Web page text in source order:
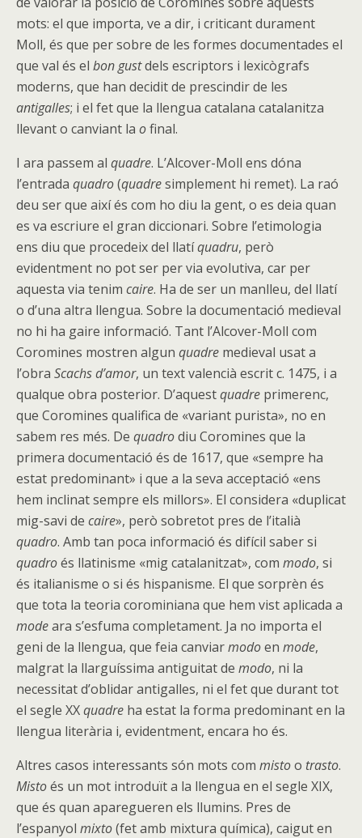
mots: el que importa, ve a dir, i criticant durament
Moll, és que per sobre de les formes documentades el
que val és el bon gustdels escriptors i lexicògrafs
moderns, que han decidit de prescindir de les
antigalles; i el fet que la llengua catalana catalanitza
llevant o canviant la ofinal.
I ara passem al quadre. L’Alcover-Moll ens dóna
l’entrada quadro(quadresimplement hi remet). La raó
deu ser que així és com ho diu la gent, o es deia quan
es va escriure el gran diccionari. Sobre l’etimologia
ens diu que procedeix del llatíquadru, però
evidentment no pot ser per via evolutiva, car per
aquesta via tenim caire. Ha de ser un manlleu, del llatí
o d’una altra llengua. Sobre la documentació medieval
no hi ha gaire informació. Tant l’Alcover-Moll com
Coromines mostren algun quadre medieval usat a
l’obra Scachs d’amor, un text valencià escrit c. 1475, i a
qualque obra posterior. D’aquestquadre primerenc,
que Coromines qualifica de «variant purista», no en
sabem res més. De quadrodiu Coromines que la
primera documentació és de 1617, que «sempre ha
estat predominant» i que a la seva acceptació «ens
hem inclinat sempre els millors». El considera «duplicat
mig-savi de caire», però sobretot pres de l’italià
quadro. Amb tan poca informació és difícil saber si
quadroés llatinisme «mig catalanitzat», com modo, si
és italianisme o si és hispanisme. El que sorprèn és
que tota la teoria corominiana que hem vist aplicada a
modeara s’esfuma completament. Ja no importa el
geni de la llengua, que feia canviarmodoen mode,
malgrat la llarguíssima antiguitat de modo, ni la
necessitat d’oblidar antigalles, ni el fet que durant tot
el segle XXquadre ha estat la forma predominant en la
llengua literària i, evidentment, encara ho és.
Altres casos interessants són mots com mistoo trasto.
Mistoés un mot introduït a la llengua en el segle XIX,
que és quan aparegueren els llumins. Pres de
l’espanyol mixto(fet amb mixtura química), caigut en